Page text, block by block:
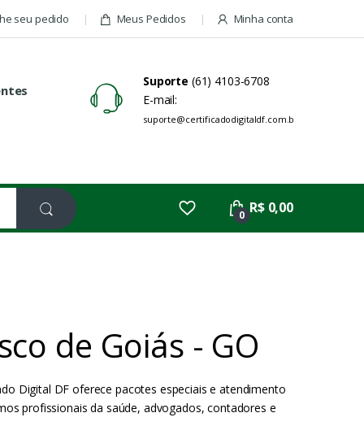
seu pedido Meus Pedidos Minha conta
Suporte (61) 4103-6708
E-mail:
suporte@certificadodigitaldf.com.br
0 R$ 0,00
de Goiás - GO
Digital DF oferece pacotes especiais e atendimento
profissionais da saúde, advogados, contadores e